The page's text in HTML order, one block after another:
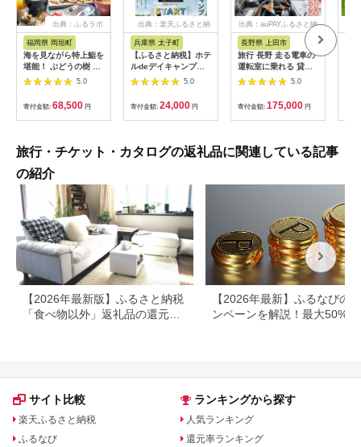
出典：ふるラボ
福岡県 岡垣町
海を見ながら特上鮨を
堪能！ ぶどうの樹 鮨
屋台ペア お食事券 海
鮮 海 屋台 食事 ペア
福岡県 岡垣町
5.0
寄付金額: 68,500 円
出典：楽天ふるさと納
兵庫県 太子町
【ふるさと納税】ホテ
ルdeデイキャンプ体
験チケット
【1364991】
5.0
寄付金額: 24,000 円
出典：auPAYふるさと納
長野県 上田市
旅行 長野 走る電車の
運転室に乗れる 貸切
列車でお仕事体験 体
験 チケット 電車 鉄道
列車 サービス 子供 子
ども こども 家族 長野
県
5.0
寄付金額: 175,000 円
旅行・チケット・カタログの返礼品に関連している記事
の紹介
【2026年最新版】ふるさと納税
「食べ物以外」返礼品の還元率
【2026年最新】ふるなびの
ンペーンを解説！最大50%還
サイト比較
楽天ふるさと納税
ふるなび
ランキングから探す
人気ランキング
還元率ランキング